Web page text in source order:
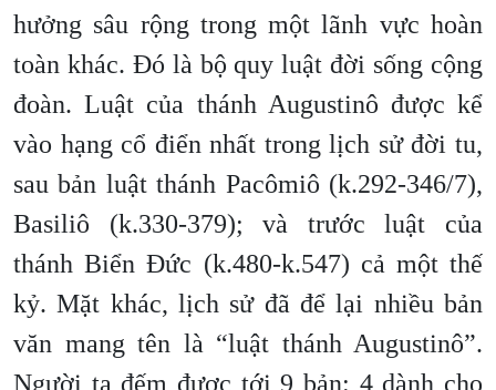
hưởng sâu rộng trong một lãnh vực hoàn
toàn khác. Đó là bộ quy luật đời sống cộng
đoàn. Luật của thánh Augustinô được kể
vào hạng cổ điển nhất trong lịch sử đời tu,
sau bản luật thánh Pacômiô (k.292-346/7),
Basiliô (k.330-379); và trước luật của
thánh Biển Đức (k.480-k.547) cả một thế
kỷ. Mặt khác, lịch sử đã để lại nhiều bản
văn mang tên là “luật thánh Augustinô”.
Người ta đếm được tới 9 bản: 4 dành cho